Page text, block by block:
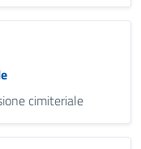
cimiteriale